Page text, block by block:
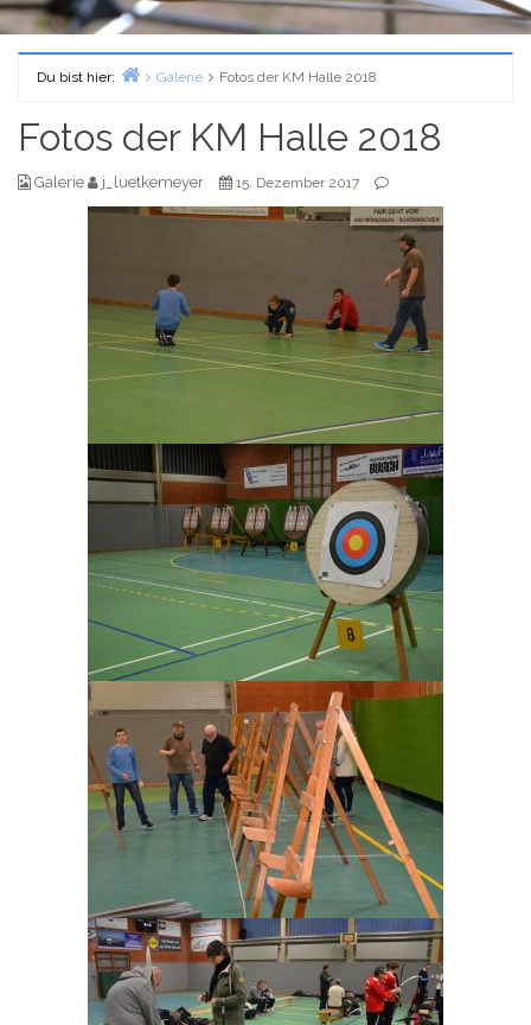
Du bist hier:
Galerie Fotos der KM Halle 2018
Fotos der KM Halle 2018
Galerie j_luetkemeyer 15. Dezember 2017